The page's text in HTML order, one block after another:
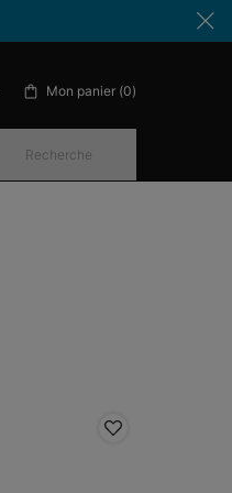
Mon panier 0
0 produit in cart
Recherche